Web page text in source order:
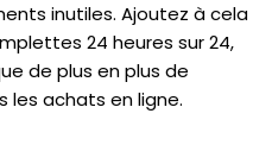
inutiles. Ajoutez à cela
24 heures sur 24,
de plus en plus de
les achats en ligne.